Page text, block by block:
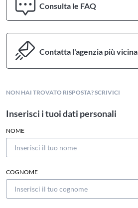
NON HAI TROVATO RISPOSTA? SCRIVICI
Inserisci i tuoi dati personali
NOME
COGNOME
Consulta le FAQ
Contatta l'agenzia più vicina